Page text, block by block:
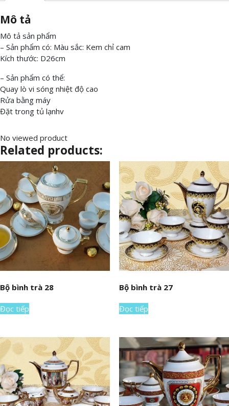
Mô tả
Mô tả sản phẩm
– Sản phẩm có: Màu sắc: Kem chỉ cam
Kích thước: D26cm
– Sản phẩm có thể:
Quay lò vi sóng nhiệt độ cao
Rửa bằng máy
Đặt trong tủ lạnhv
No viewed product
Related products:
Bộ bình trà 28
Đọc tiếp
Bộ bình trà 27
Đọc tiếp